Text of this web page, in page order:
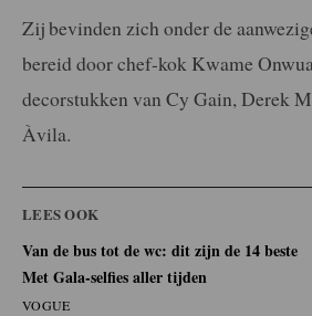
Zij bevinden zich onder de
bereid door chef-kok Kwame
decorstukken van Cy Gain, Derek
Àvila.
LEES OOK
Van de bus tot de wc: dit zijn de 14 beste
Met Gala-selfies aller tijden
VOGUE